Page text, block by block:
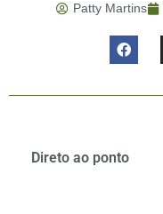
Patty Martins
Direto ao ponto